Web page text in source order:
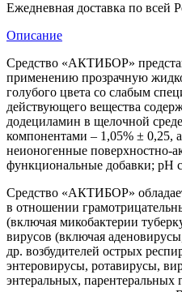
Ежедневная доставка по всей
Описание
Средство «АКТИБОР»
применению прозрачную
голубого цвета со слабым
действующего вещества
додециламин в щелочной
компонентами – 1,05% ± 0,25,
неионогенные поверхностно-
функциональные добавки; рН
Средство «АКТИБОР»
в отношении
(включая микобактерии
вирусов (включая
др. возбудителей острых
энтеровирусы, ротавирусы,
энтеральных, парентеральных